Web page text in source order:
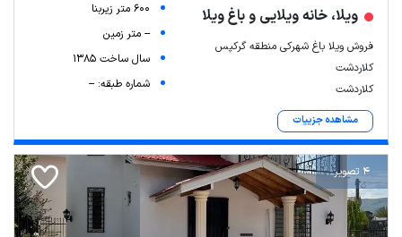
ویلا، خانه ویلایی و باغ ویلا
فروش ویلا باغ شهرکی منطقه گرکپس
کلاردشت
کلاردشت
مشاهده جزییات
600 متر زیربنا
-- متر زمین
سال ساخت 1385
شماره طبقه: --
4 تصویر